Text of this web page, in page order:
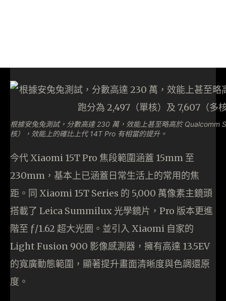
根據安兔兔測試，分數高達 230 萬，效能上甚至略高於
核），效能上的確比上代 14T Pro 有相當的提升。
今代 Xiaomi 15T Pro 焦段範圍涵蓋 15mm 至
230mm，基本上已涵蓋日常生活上的常用的焦
距。同 Xiaomi 15T Series 的 5,000 萬像素主鏡頭
搭載了 Leica Summilux 光學鏡片，Pro 版本更進
階至 ƒ/1.62 超大光圈。並引入 Xiaomi 自家的
Light Fusion 900 影像感測器，擁有高達 13.5EV
的寬廣動態範圍，顯著提升畫面清晰度與色調還原
度。